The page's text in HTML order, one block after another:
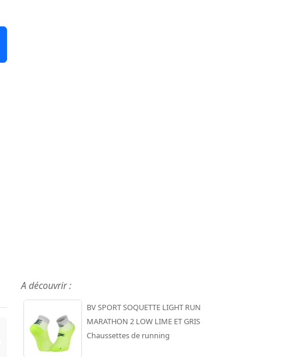
A découvrir :
BV SPORT SOQUETTE LIGHT RUN
MARATHON 2 LOW LIME ET GRIS
Chaussettes de running